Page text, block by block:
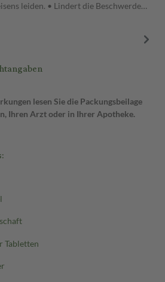
leiden. • Lindert die Beschwerde…
lesen Sie die Packungsbeilage
Ihren Arzt oder in Ihrer Apotheke.
Tabletten